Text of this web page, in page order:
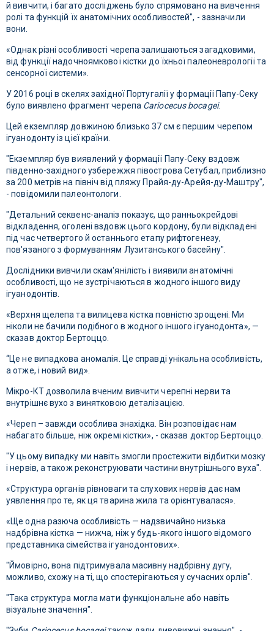
й вивчити, і багато досліджень було спрямовано на вивчення
ролі та функцій їх анатомічних особливостей", - зазначили
вони.
«Однак різні особливості черепа залишаються загадковими,
від функції надочноямкової кістки до їхньої палеоневрології та
сенсорної системи».
У 2016 році в скелях західної Португалії у формації Папу-Секу
було виявлено фрагмент черепа Cariocecus bocagei.
Цей екземпляр довжиною близько 37 см є першим черепом
ігуанодонту із цієї країни.
"Екземпляр був виявлений у формації Папу-Секу вздовж
південно-західного узбережжя півострова Сетубал, приблизно
за 200 метрів на північ від пляжу Прайя-ду-Арейя-ду-Маштру",
- повідомили палеонтологи.
"Детальний секвенс-аналіз показує, що ранньокрейдові
відкладення, оголені вздовж цього кордону, були відкладені
під час четвертого й останнього етапу рифтогенезу,
пов'язаного з формуванням Лузитанського басейну".
Дослідники вивчили скам'янілість і виявили анатомічні
особливості, що не зустрічаються в жодного іншого виду
ігуанодонтів.
«Верхня щелепа та вилицева кістка повністю зрощені. Ми
ніколи не бачили подібного в жодного іншого ігуанодонта», —
сказав доктор Бертоццо.
“Це не випадкова аномалія. Це справді унікальна особливість,
а отже, і новий вид».
Мікро-КТ дозволила вченим вивчити черепні нерви та
внутрішнє вухо з винятковою деталізацією.
«Череп – завжди особлива знахідка. Він розповідає нам
набагато більше, ніж окремі кістки», - сказав доктор Бертоццо.
"У цьому випадку ми навіть змогли простежити відбитки мозку
і нервів, а також реконструювати частини внутрішнього вуха".
«Структура органів рівноваги та слухових нервів дає нам
уявлення про те, як ця тварина жила та орієнтувалася».
«Ще одна разюча особливість — надзвичайно низька
надбрівна кістка — нижча, ніж у будь-якого іншого відомого
представника сімейства ігуанодонтових».
"Ймовірно, вона підтримувала масивну надбрівну дугу,
можливо, схожу на ті, що спостерігаються у сучасних орлів".
"Така структура могла мати функціональне або навіть
візуальне значення".